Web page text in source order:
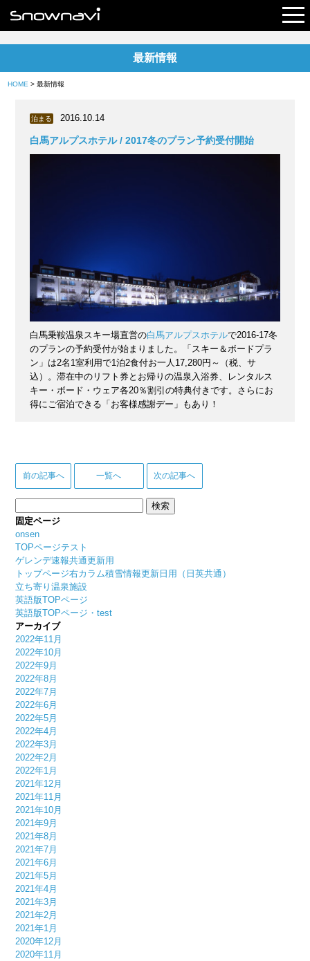
最新情報
HOME > 最新情報
泊まる 2016.10.14
白馬アルプスホテル / 2017冬のプラン予約受付開始
白馬乗鞍温泉スキー場直営の白馬アルプスホテルで2016-17冬
のプランの予約受付が始まりました。「スキー＆ボードプラ
ン」は2名1室利用で1泊2食付お一人17,280円～（税、サ
込）。滞在中のリフト券とお帰りの温泉入浴券、レンタルス
キー・ボード・ウェア各20％割引の特典付きです。さらにお
得にご宿泊できる「お客様感謝デー」もあり！
前の記事へ 一覧へ 次の記事へ
索:
固定ページ
onsen
TOPページテスト
ゲレンデ速報共通更新用
トップページ右カラム積雪情報更新日用（日英共通）
立ち寄り温泉施設
英語版TOPページ
英語版TOPページ・test
アーカイブ
2022年11月
2022年10月
2022年9月
2022年8月
2022年7月
2022年6月
2022年5月
2022年4月
2022年3月
2022年2月
2022年1月
2021年12月
2021年11月
2021年10月
2021年9月
2021年8月
2021年7月
2021年6月
2021年5月
2021年4月
2021年3月
2021年2月
2021年1月
2020年12月
2020年11月